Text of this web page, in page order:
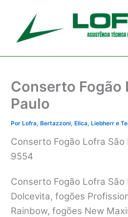
conteúdo
Conserto Fogão
Paulo
PorLofra, Bertazzoni, Elica, Liebherr e
Conserto Fogão Lofra São
9554
Conserto Fogão Lofra São
Dolcevita, fogões
Rainbow, fogões New